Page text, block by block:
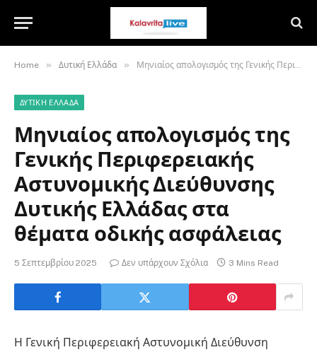
Home » Δυτική Ελλάδα » Μηνιαίος απολογισμός της Γενικής Περιφερειακής Αστυνομικής Διεύθυνσης Δυτικής Ελλάδας στα θέματα οδικής ασφάλειας
ΔΥΤΙΚΉ ΕΛΛΆΔΑ
Μηνιαίος απολογισμός της
Γενικής Περιφερειακής
Αστυνομικής Διεύθυνσης
Δυτικής Ελλάδας στα
θέματα οδικής ασφάλειας
5 Σεπτεμβρίου 2025 Δεν υπάρχουν Σχόλια 3 Mins Read
Η Γενική Περιφερειακή Αστυνομική Διεύθυνση